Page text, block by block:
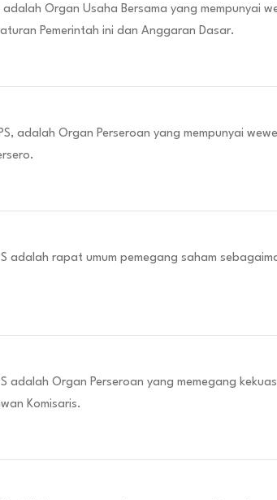
Organ Usaha Bersama yang mempunyai
Pemerintah ini dan Anggaran Dasar.
adalah Organ Perseroan yang mempunyai
adalah rapat umum pemegang saham
adalah Organ Perseroan yang memegang
Komisaris.